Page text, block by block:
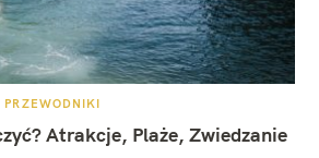
PRZEWODNIKI
Atrakcje, Plaże, Zwiedzanie